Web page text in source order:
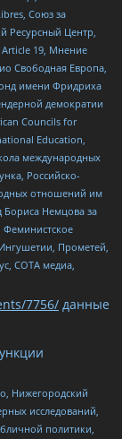
Союз за
Ресурсный Центр,
19, Мнение
Свободная Европа,
имени Фридриха
демократии
Councils for
Education,
международных
Российско-
отношений им
Немцова за
Прометей,
СОТА медиа,
7756/ данные
Нижегородский
исследований,
политики,